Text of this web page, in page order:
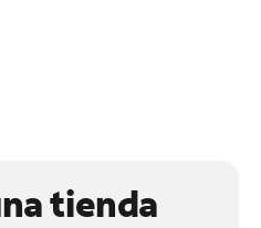
tienda